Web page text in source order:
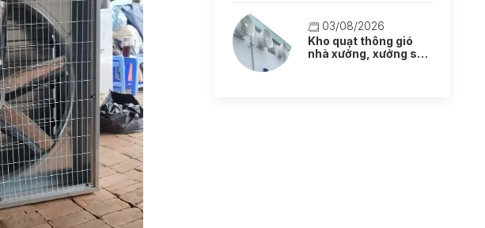
03/08/2026
Kho quạt thông gió
nhà xưởng, xưởng sản